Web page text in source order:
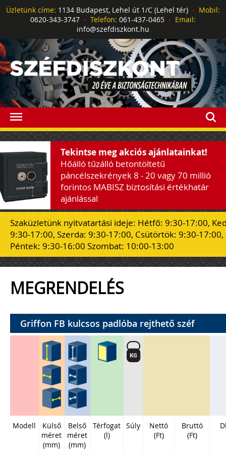
Üzletünk címe: 1134 Budapest, Lehel út 1/C (Lehel tér) • Mobil:
0620-343-3747 • Telefon: 061-437-0465 • Email:
info@szefdiszkont.hu
Tekintse meg akciós ajánlatainkat!
Hőálló tűzálló betontöltetű
páncélszekrények 8 - 20 vagy 70 millió
forintos MABISZ biztosítási értékhatár
ajánlással
Szaküzletünk nyitvatartási ideje: Hétfő: 9:30-17:00,
9:30-17:00, Szerda: 9:30-17:00, Csütörtök: 9:30-17:00,
Péntek: 9:30-16:00 Szombat: 10:00-13:00
MEGRENDELÉS
Griffon FB kulcsos padlóba rejthető széf
Modell
Külső
méret
(mm)
Belső
méret
(mm)
Térfogat
(l)
Súly
Nettó
(Ft)
Bruttó
(Ft)